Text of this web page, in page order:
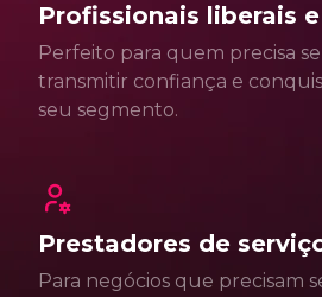
Profissionais liberais
Perfeito para quem precisa
transmitir confiança e
seu segmento.
Prestadores de
Para negócios que precisam